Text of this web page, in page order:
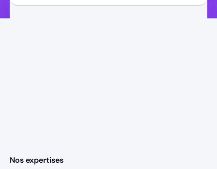
Nos expertises